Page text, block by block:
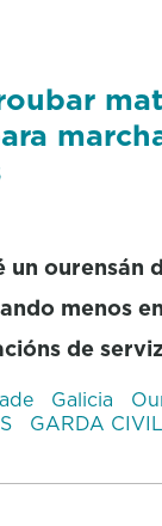
un ourensán
menos
de
Galicia
GARDA CIVIL